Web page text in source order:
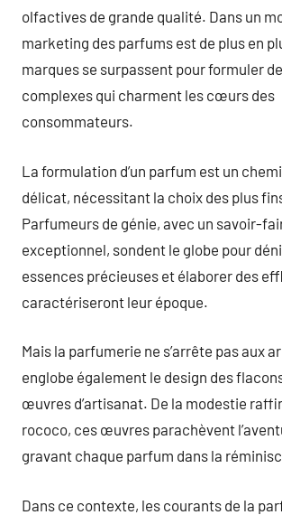
olfactives de grande qualité. Dans un
marketing des parfums est de plus en
marques se surpassent pour formuler
complexes qui charment les cœurs des
consommateurs.
La formulation d’un parfum est un
délicat, nécessitant la choix des plus
Parfumeurs de génie, avec un savoir-
exceptionnel, sondent le globe pour
essences précieuses et élaborer des
caractériseront leur époque.
Mais la parfumerie ne s’arrête pas aux
englobe également le design des
œuvres d’artisanat. De la modestie
rococo, ces œuvres parachèvent
gravant chaque parfum dans la
Dans ce contexte, les courants de la